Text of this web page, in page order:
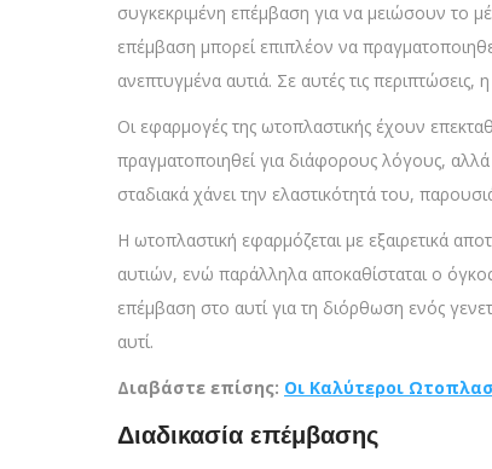
συγκεκριμένη επέμβαση για να μειώσουν το
επέμβαση μπορεί επιπλέον να
ανεπτυγμένα αυτιά. Σε αυτές τις
Οι εφαρμογές της ωτοπλαστικής έχουν
πραγματοποιηθεί για διάφορους λόγους,
σταδιακά χάνει την ελαστικότητά του,
Η ωτοπλαστική εφαρμόζεται με εξαιρετικά
αυτιών, ενώ παράλληλα αποκαθίσταται ο
επέμβαση στο αυτί για τη διόρθωση ενός
αυτί.
Διαβάστε επίσης: Οι Καλύτεροι
Διαδικασία επέμβασης